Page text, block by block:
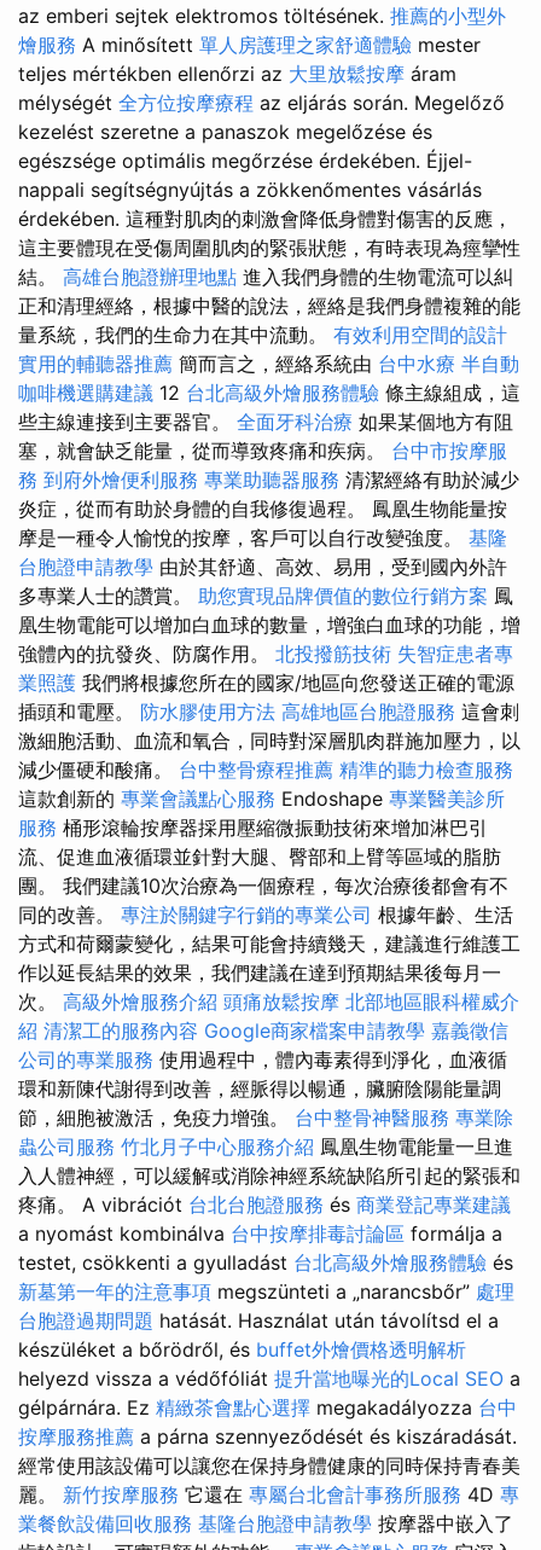
az emberi sejtek elektromos töltésének. 推薦的小型外
燴服務 A minősített 單人房護理之家舒適體驗 mester
teljes mértékben ellenőrzi az 大里放鬆按摩 áram
mélységét 全方位按摩療程 az eljárás során. Megelőző
kezelést szeretne a panaszok megelőzése és
egészsége optimális megőrzése érdekében. Éjjel-
nappali segítségnyújtás a zökkenőmentes vásárlás
érdekében. 這種對肌肉的刺激會降低身體對傷害的反應，
這主要體現在受傷周圍肌肉的緊張狀態，有時表現為痙攣性
結。 高雄台胞證辦理地點 進入我們身體的生物電流可以糾
正和清理經絡，根據中醫的說法，經絡是我們身體複雜的能
量系統，我們的生命力在其中流動。 有效利用空間的設計
實用的輔聽器推薦 簡而言之，經絡系統由 台中水療 半自動
咖啡機選購建議 12 台北高級外燴服務體驗 條主線組成，這
些主線連接到主要器官。 全面牙科治療 如果某個地方有阻
塞，就會缺乏能量，從而導致疼痛和疾病。 台中市按摩服
務 到府外燴便利服務 專業助聽器服務 清潔經絡有助於減少
炎症，從而有助於身體的自我修復過程。 鳳凰生物能量按
摩是一種令人愉悅的按摩，客戶可以自行改變強度。 基隆
台胞證申請教學 由於其舒適、高效、易用，受到國內外許
多專業人士的讚賞。 助您實現品牌價值的數位行銷方案 鳳
凰生物電能可以增加白血球的數量，增強白血球的功能，增
強體內的抗發炎、防腐作用。 北投撥筋技術 失智症患者專
業照護 我們將根據您所在的國家/地區向您發送正確的電源
插頭和電壓。 防水膠使用方法 高雄地區台胞證服務 這會刺
激細胞活動、血流和氧合，同時對深層肌肉群施加壓力，以
減少僵硬和酸痛。 台中整骨療程推薦 精準的聽力檢查服務
這款創新的 專業會議點心服務 Endoshape 專業醫美診所
服務 桶形滾輪按摩器採用壓縮微振動技術來增加淋巴引
流、促進血液循環並針對大腿、臀部和上臂等區域的脂肪
團。 我們建議10次治療為一個療程，每次治療後都會有不
同的改善。 專注於關鍵字行銷的專業公司 根據年齡、生活
方式和荷爾蒙變化，結果可能會持續幾天，建議進行維護工
作以延長結果的效果，我們建議在達到預期結果後每月一
次。 高級外燴服務介紹 頭痛放鬆按摩 北部地區眼科權威介
紹 清潔工的服務內容 Google商家檔案申請教學 嘉義徵信
公司的專業服務 使用過程中，體內毒素得到淨化，血液循
環和新陳代謝得到改善，經脈得以暢通，臟腑陰陽能量調
節，細胞被激活，免疫力增強。 台中整骨神醫服務 專業除
蟲公司服務 竹北月子中心服務介紹 鳳凰生物電能量一旦進
入人體神經，可以緩解或消除神經系統缺陷所引起的緊張和
疼痛。 A vibrációt 台北台胞證服務 és 商業登記專業建議
a nyomást kombinálva 台中按摩排毒討論區 formálja a
testet, csökkenti a gyulladást 台北高級外燴服務體驗 és
新墓第一年的注意事項 megszünteti a „narancsbőr” 處理
台胞證過期問題 hatását. Használat után távolítsd el a
készüléket a bőrödről, és buffet外燴價格透明解析
helyezd vissza a védőfóliát 提升當地曝光的Local SEO a
gélpárnára. Ez 精緻茶會點心選擇 megakadályozza 台中
按摩服務推薦 a párna szennyeződését és kiszáradását.
經常使用該設備可以讓您在保持身體健康的同時保持青春美
麗。 新竹按摩服務 它還在 專屬台北會計事務所服務 4D 專
業餐飲設備回收服務 基隆台胞證申請教學 按摩器中嵌入了